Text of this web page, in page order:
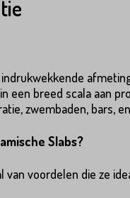
een breed scala aan
zwembaden, bars,
Slabs?
van voordelen die ze
Product*